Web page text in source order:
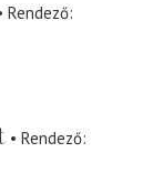
Rendező
Rendező